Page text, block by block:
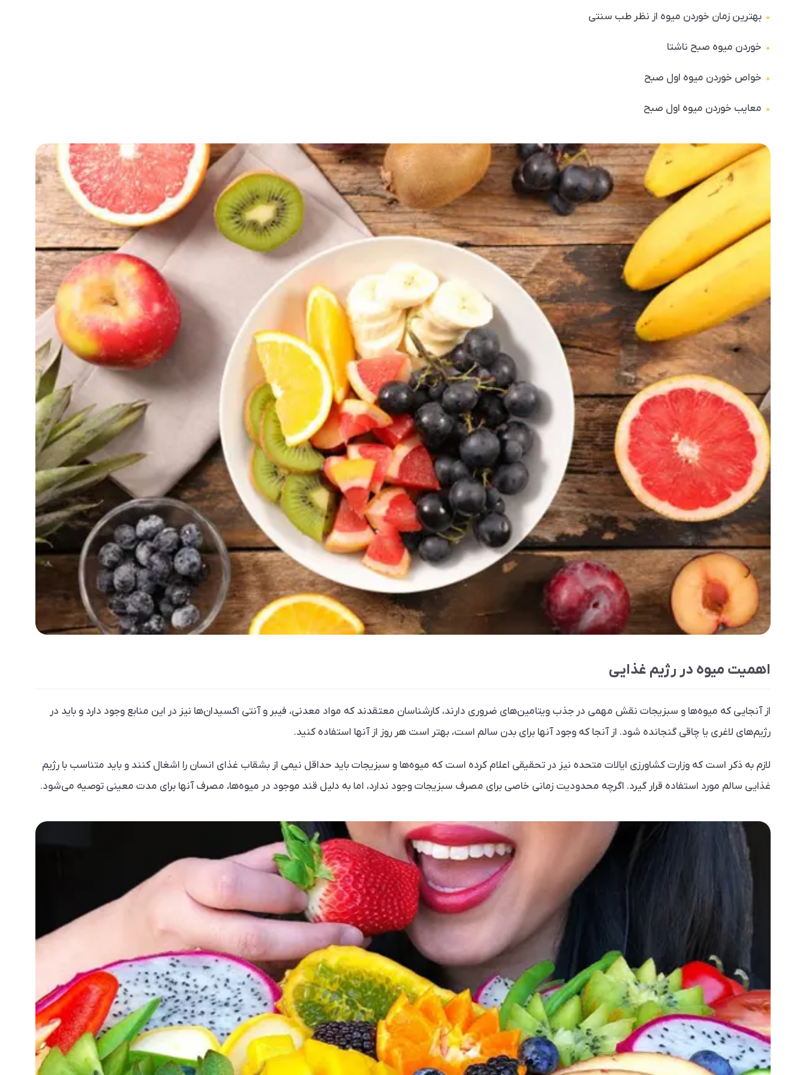
بهترین زمان خوردن میوه از نظر طب سنتی
خوردن میوه صبح ناشتا
خواص خوردن میوه اول صبح
معایب خوردن میوه اول صبح
اهمیت میوه در رژیم غذایی
از آنجایی که میوه‌ها و سبزیجات نقش مهمی در جذب ویتامین‌های ضروری دارند، کارشناسان معتقدند که مواد معدنی، فیبر و آنتی اکسیدان‌ها نیز در این منابع وجود دارد و باید در
رژیم‌های لاغری یا چاقی گنجانده شود. از آنجا که وجود آنها برای بدن سالم است، بهتر است هر روز از آنها استفاده کنید.
لازم به ذکر است که وزارت کشاورزی ایالات متحده نیز در تحقیقی اعلام کرده است که میوه‌ها و سبزیجات باید حداقل نیمی از بشقاب غذای انسان را اشغال کنند و باید متناسب با رژیم
غذایی سالم مورد استفاده قرار گیرد. اگرچه محدودیت زمانی خاصی برای مصرف سبزیجات وجود ندارد، اما به دلیل قند موجود در میوه‌ها، مصرف آنها برای مدت معینی توصیه می‌شود.